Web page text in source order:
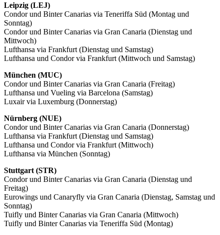
Leipzig (LEJ)
Condor und Binter Canarias via Teneriffa Süd (Montag und
Sonntag)
Condor und Binter Canarias via Gran Canaria (Dienstag und
Mittwoch)
Lufthansa via Frankfurt (Dienstag und Samstag)
Lufthansa und Condor via Frankfurt (Mittwoch und Samstag)
München (MUC)
Condor und Binter Canarias via Gran Canaria (Freitag)
Lufthansa und Vueling via Barcelona (Samstag)
Luxair via Luxemburg (Donnerstag)
Nürnberg (NUE)
Condor und Binter Canarias via Gran Canaria (Donnerstag)
Lufthansa via Frankfurt (Dienstag und Samstag)
Lufthansa und Condor via Frankfurt (Mittwoch)
Lufthansa via München (Sonntag)
Stuttgart (STR)
Condor und Binter Canarias via Gran Canaria (Dienstag und
Freitag)
Eurowings und Canaryfly via Gran Canaria (Dienstag, Samstag und
Sonntag)
Tuifly und Binter Canarias via Gran Canaria (Mittwoch)
Tuifly und Binter Canarias via Teneriffa Süd (Montag)